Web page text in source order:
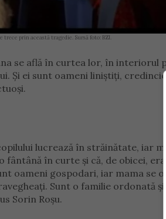
trece prin această tragedie. Sursă foto: BZI.
se află în curtea lor, în interiorul
Și ei sunt oameni liniștiți,
lucrează în străinătate, iar
fântână în curte și că, de obicei,
oameni gospodari, iar mama se
Sunt o familie ordonată
Sorin Roșu.